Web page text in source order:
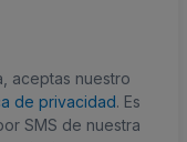
aceptas nuestro
de privacidad. Es
SMS de nuestra